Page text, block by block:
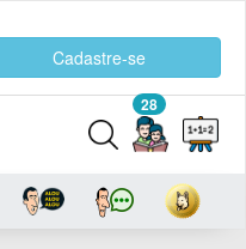
Cadastre-se
28